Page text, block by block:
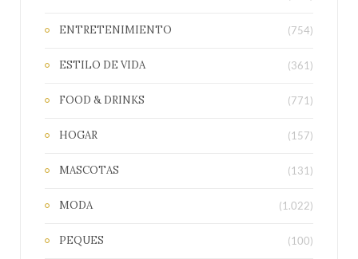
ENTRETENIMIENTO (754)
ESTILO DE VIDA (361)
FOOD & DRINKS (771)
HOGAR (157)
MASCOTAS (131)
MODA (1.022)
PEQUES (100)